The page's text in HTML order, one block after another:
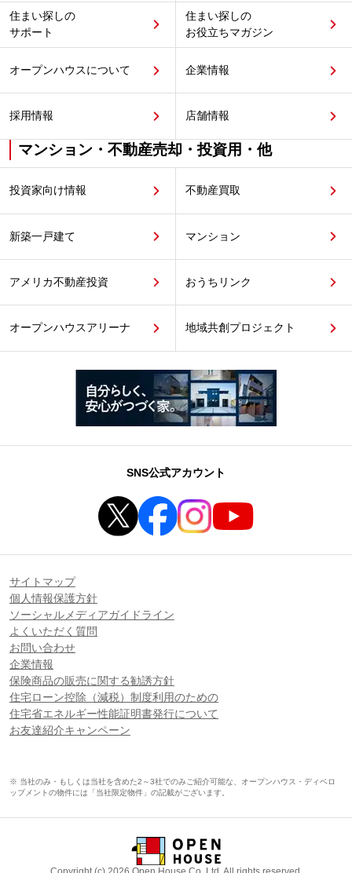
住まい探しの
サポート
住まい探しの
お役立ちマガジン
オープンハウスについて 企業情報
採用情報 店舗情報
マンション・不動産売却・投資用・他
投資家向け情報 不動産買取
新築一戸建て マンション
アメリカ不動産投資 おうちリンク
オープンハウスアリーナ 地域共創プロジェクト
SNS公式アカウント
サイトマップ
個人情報保護方針
ソーシャルメディアガイドライン
よくいただく質問
お問い合わせ
企業情報
保険商品の販売に関する勧誘方針
住宅ローン控除（減税）制度利用のための
住宅省エネルギー性能証明書発行について
お友達紹介キャンペーン
※ 当社のみ・もしくは当社を含めた2～3社でのみご紹介可能な、オープンハウス・ディベロ
ップメントの物件には「当社限定物件」の記載がございます。